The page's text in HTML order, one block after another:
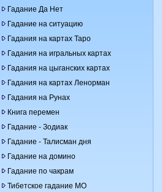
Гадание Да Нет
Гадание на ситуацию
Гадания на картах Таро
Гадания на игральных картах
Гадания на цыганских картах
Гадания на картах Ленорман
Гадания на Рунах
Книга перемен
Гадание - Зодиак
Гадание - Талисман дня
Гадание на домино
Гадание по чакрам
Тибетское гадание МО